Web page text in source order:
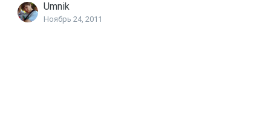
Umnik
Ноябрь 24, 2011